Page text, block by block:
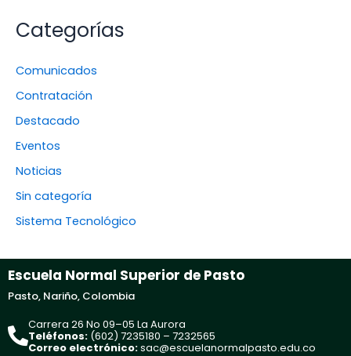
Categorías
Comunicados
Contratación
Destacado
Eventos
Noticias
Sin categoría
Sistema Tecnológico
Escuela Normal Superior de Pasto
Pasto, Nariño, Colombia
Carrera 26 No 09–05 La Aurora
Teléfonos: (602) 7235180 – 7232565
Correo electrónico:sac@escuelanormalpasto.edu.co